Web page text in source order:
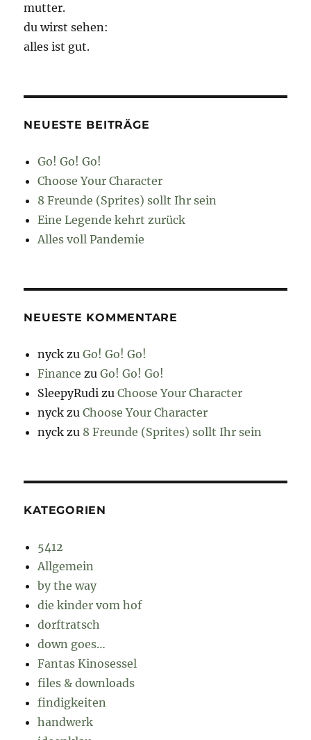
mutter.
du wirst sehen:
alles ist gut.
NEUESTE BEITRÄGE
Go! Go! Go!
Choose Your Character
8 Freunde (Sprites) sollt Ihr sein
Eine Legende kehrt zurück
Alles voll Pandemie
NEUESTE KOMMENTARE
nyck zuGo! Go! Go!
Finance zuGo! Go! Go!
SleepyRudi zuChoose Your Character
nyck zuChoose Your Character
nyck zu 8 Freunde (Sprites) sollt Ihr sein
KATEGORIEN
5412
Allgemein
by the way
die kinder vom hof
dorftratsch
down goes…
Fantas Kinosessel
files & downloads
findigkeiten
handwerk